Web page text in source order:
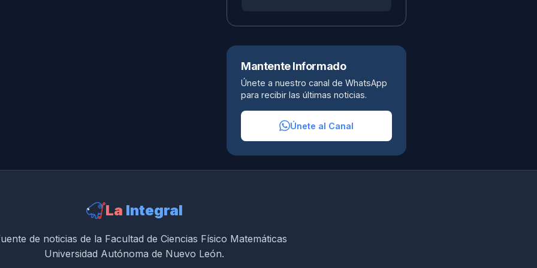
Mantente Informado
Únete a nuestro canal de WhatsApp
para recibir las últimas noticias.
Únete al Canal
La Integral
de noticias de la Facultad de Ciencias Físico Matemáticas
Universidad Autónoma de Nuevo León.